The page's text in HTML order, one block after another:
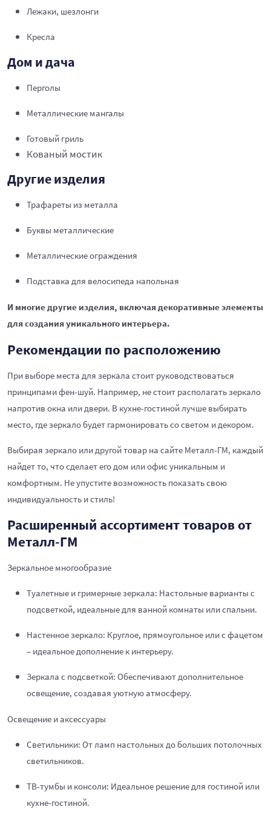
Лежаки, шезлонги
Кресла
Дом и дача
Перголы
Металлические мангалы
Готовый гриль
Кованый мостик
Другие изделия
Трафареты из металла
Буквы металлические
Металлические ограждения
Подставка для велосипеда напольная
И многие другие изделия, включая декоративные элементы
для создания уникального интерьера.
Рекомендации по расположению
При выборе места для зеркала стоит руководствоваться
принципами фен-шуй. Например, не стоит располагать зеркало
напротив окна или двери. В кухне-гостиной лучше выбирать
место, где зеркало будет гармонировать со светом и декором.
Выбирая зеркало или другой товар на сайте Металл-ГМ, каждый
найдет то, что сделает его дом или офис уникальным и
комфортным. Не упустите возможность показать свою
индивидуальность и стиль!
Расширенный ассортимент товаров от
Металл-ГМ
Зеркальное многообразие
Туалетные и гримерные зеркала: Настольные варианты с
подсветкой, идеальные для ванной комнаты или спальни.
Настенное зеркало: Круглое, прямоугольное или с фацетом
– идеальное дополнение к интерьеру.
Зеркала с подсветкой: Обеспечивают дополнительное
освещение, создавая уютную атмосферу.
Освещение и аксессуары
Светильники: От ламп настольных до больших потолочных
светильников.
ТВ-тумбы и консоли: Идеальное решение для гостиной или
кухне-гостиной.